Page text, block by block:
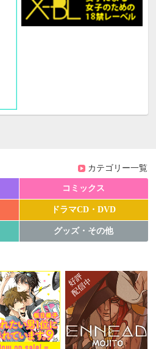
カテゴリー一覧
コミックス
ドラマCD・DVD
グッズ・その他